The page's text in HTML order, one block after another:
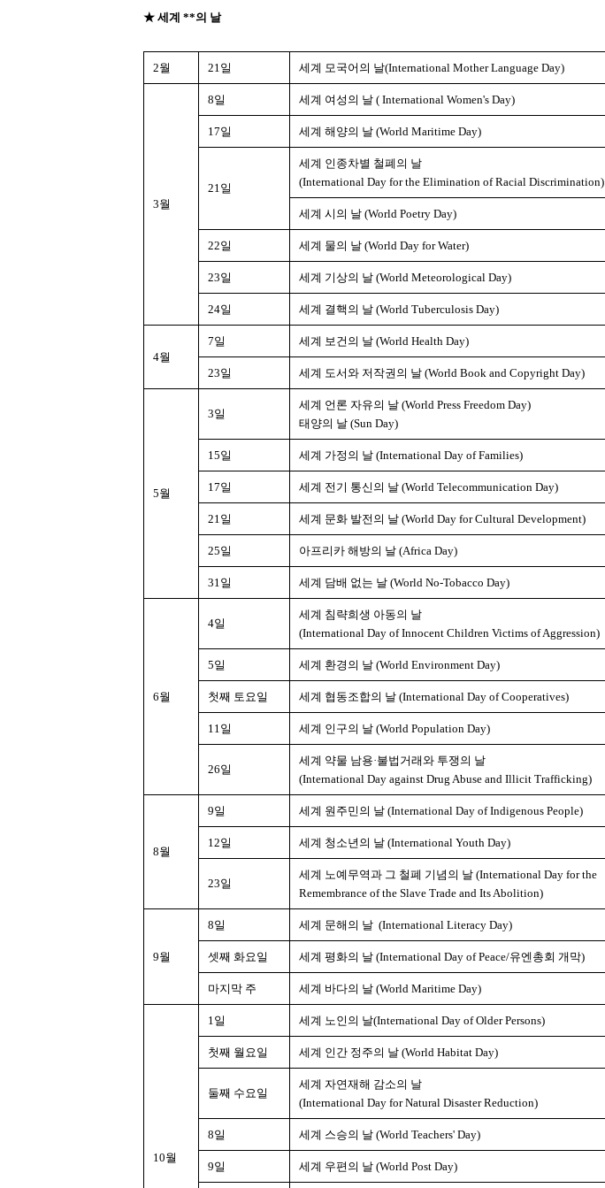
★ 세계 **의 날
2월 21일 세계 모국어의 날(International Mother Language Day)
3월
8일 세계 여성의 날 ( International Women's Day)
17일 세계 해양의 날 (World Maritime Day)
21일
세계 인종차별 철폐의 날
(International Day for the Elimination of Racial Discrimination)
세계 시의 날 (World Poetry Day)
22일 세계 물의 날 (World Day for Water)
23일 세계 기상의 날 (World Meteorological Day)
24일 세계 결핵의 날 (World Tuberculosis Day)
4월
7일 세계 보건의 날 (World Health Day)
23일 세계 도서와 저작권의 날 (World Book and Copyright Day)
5월
3일
세계 언론 자유의 날 (World Press Freedom Day)
태양의 날 (Sun Day)
15일 세계 가정의 날 (International Day of Families)
17일 세계 전기 통신의 날 (World Telecommunication Day)
21일 세계 문화 발전의 날 (World Day for Cultural Development)
25일 아프리카 해방의 날 (Africa Day)
31일 세계 담배 없는 날 (World No-Tobacco Day)
6월
4일
세계 침략희생 아동의 날
(International Day of Innocent Children Victims of Aggression)
5일 세계 환경의 날 (World Environment Day)
첫째 토요일 세계 협동조합의 날 (International Day of Cooperatives)
11일 세계 인구의 날 (World Population Day)
26일
세계 약물 남용·불법거래와 투쟁의 날
(International Day against Drug Abuse and Illicit Trafficking)
8월
9일 세계 원주민의 날 (International Day of Indigenous People)
12일 세계 청소년의 날 (International Youth Day)
23일
세계 노예무역과 그 철폐 기념의 날 (International Day for the
Remembrance of the Slave Trade and Its Abolition)
9월
8일 세계 문해의 날 (International Literacy Day)
셋째 화요일 세계 평화의 날 (International Day of Peace/유엔총회 개막)
마지막 주 세계 바다의 날 (World Maritime Day)
10월
1일 세계 노인의 날(International Day of Older Persons)
첫째 월요일 세계 인간 정주의 날 (World Habitat Day)
둘째 수요일
세계 자연재해 감소의 날
(International Day for Natural Disaster Reduction)
8일 세계 스승의 날 (World Teachers' Day)
9일 세계 우편의 날 (World Post Day)